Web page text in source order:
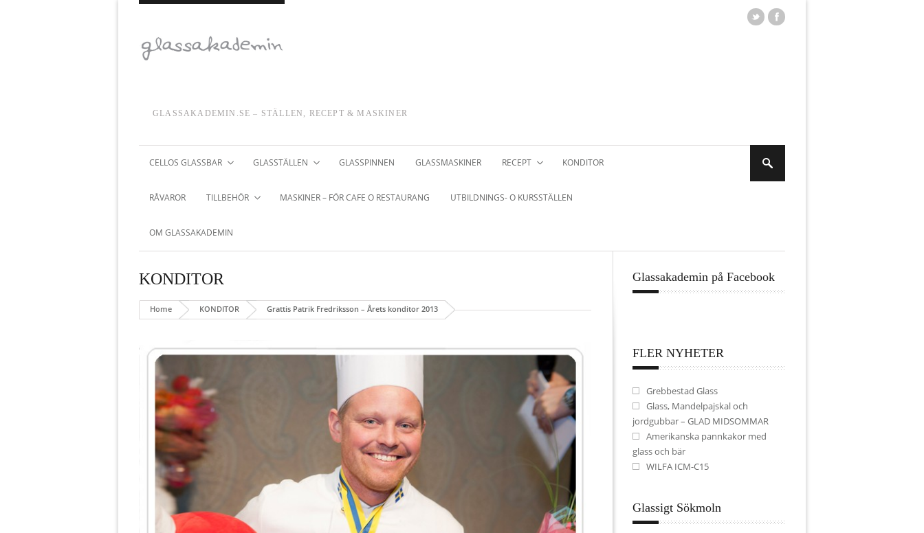
GLASSAKADEMIN.SE – STÄLLEN, RECEPT & MASKINER
CELLOS GLASSBAR GLASSTÄLLEN GLASSPINNEN GLASSMASKINER RECEPT KONDITOR
RÅVAROR TILLBEHÖR MASKINER – FÖR CAFE O RESTAURANG UTBILDNINGS- O KURSSTÄLLEN
OM GLASSAKADEMIN
KONDITOR
Home KONDITOR Grattis Patrik Fredriksson – Årets konditor 2013
Glassakademin på Facebook
FLER NYHETER
Grebbestad Glass
Glass, Mandelpajskal och
jordgubbar – GLAD MIDSOMMAR
Amerikanska pannkakor med
glass och bär
WILFA ICM-C15
Glassigt Sökmoln